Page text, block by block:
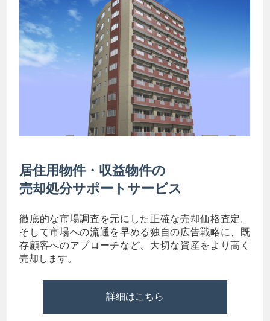
居住用物件・収益物件の
売却処分サポートサービス
徹底的な市場調査を元にした正確な売却価格査定。
そして市場への流通を早める独自の広告戦略に、既
存顧客へのアプローチなど、大切な資産をより高く
売却します。
詳細はこちら